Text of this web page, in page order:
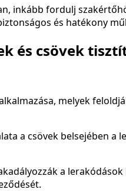
inkább fordulj
és hatékony
és csövek
melyek
a csövek belsejében a
a